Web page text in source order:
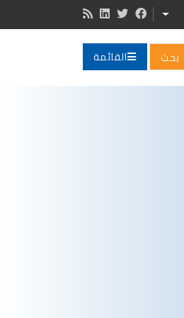
LIST ADDITIONAL ACTIONS
القائمة